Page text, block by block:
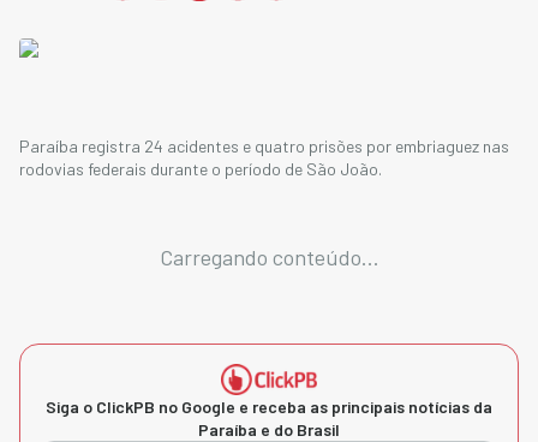
Paraíba registra 24 acidentes e quatro prisões por embriaguez nas
rodovias federais durante o período de São João.
Carregando conteúdo...
Siga o ClickPB no Google e receba as principais notícias da
Paraíba e do Brasil